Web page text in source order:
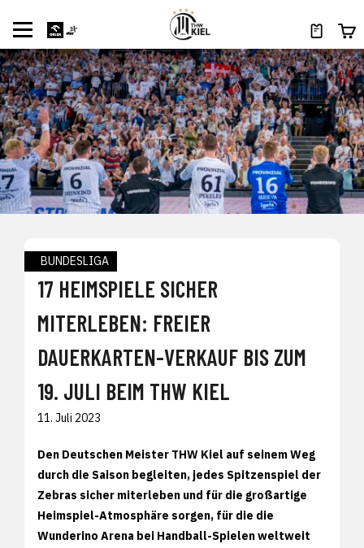
BUNDESLIGA
17 HEIMSPIELE SICHER
MITERLEBEN: FREIER
DAUERKARTEN-VERKAUF BIS ZUM
19. JULI BEIM THW KIEL
11. Juli 2023
Den Deutschen Meister THW Kiel auf seinem Weg
durch die Saison begleiten, jedes Spitzenspiel der
Zebras sicher miterleben und für die großartige
Heimspiel-Atmosphäre sorgen, für die die
Wunderino Arena bei Handball-Spielen weltweit